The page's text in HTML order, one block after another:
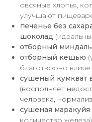
овсяные хлопья,
улучшают
печенье без
шоколад
отборный миндаль
отборный кешью
благотворно
сушеный кумкват
(восполняет
человека,
сушеная маракуйя
количество железа)